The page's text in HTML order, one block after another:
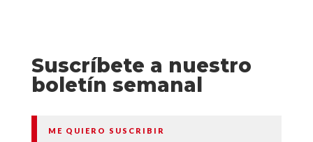
Suscríbete a nuestro
boletín semanal
ME QUIERO SUSCRIBIR